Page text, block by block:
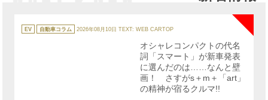
テ
ゴ
EV 自動車コラム 2026年08月10日 TEXT: WEB CARTOP
NEW
オシャレコンパクトの代名
詞「スマート」が新車発表
に選んだのは……なんと壁
画！ さすがs＋m＋「art」
の精神が宿るクルマ!!